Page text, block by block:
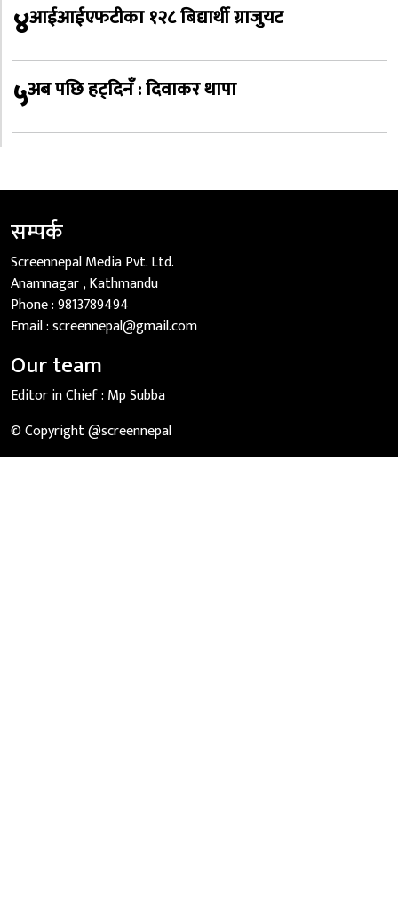
४आईआईएफटीका १२८ बिद्यार्थी ग्राजुयट
५अब पछि हट्दिनँ : दिवाकर थापा
सम्पर्क
Screennepal Media Pvt. Ltd.
Anamnagar , Kathmandu
Phone :9813789494
Email :screennepal@gmail.com
Our team
Editor in Chief : Mp Subba
© Copyright @screennepal